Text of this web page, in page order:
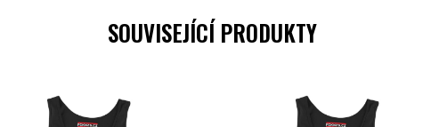
SOUVISEJÍCÍ PRODUKTY